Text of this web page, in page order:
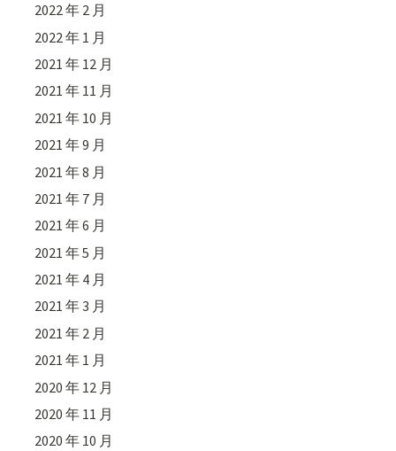
2022 年 2 月
2022 年 1 月
2021 年 12 月
2021 年 11 月
2021 年 10 月
2021 年 9 月
2021 年 8 月
2021 年 7 月
2021 年 6 月
2021 年 5 月
2021 年 4 月
2021 年 3 月
2021 年 2 月
2021 年 1 月
2020 年 12 月
2020 年 11 月
2020 年 10 月